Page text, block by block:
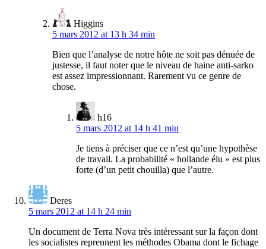
Higgins
5 mars 2012 at 13 h 34 min
Bien que l’analyse de notre hôte ne soit pas dénuée de
justesse, il faut noter que le niveau de haine anti-sarko
est assez impressionnant. Rarement vu ce genre de
chose.
h16
5 mars 2012 at 14 h 41 min
Je tiens à préciser que ce n’est qu’une hypothèse
de travail. La probabilité « hollande élu » est plus
forte (d’un petit chouilla) que l’autre.
Deres
5 mars 2012 at 14 h 24 min
Un document de Terra Nova très intéressant sur la façon dont
les socialistes reprennent les méthodes Obama dont le fichage